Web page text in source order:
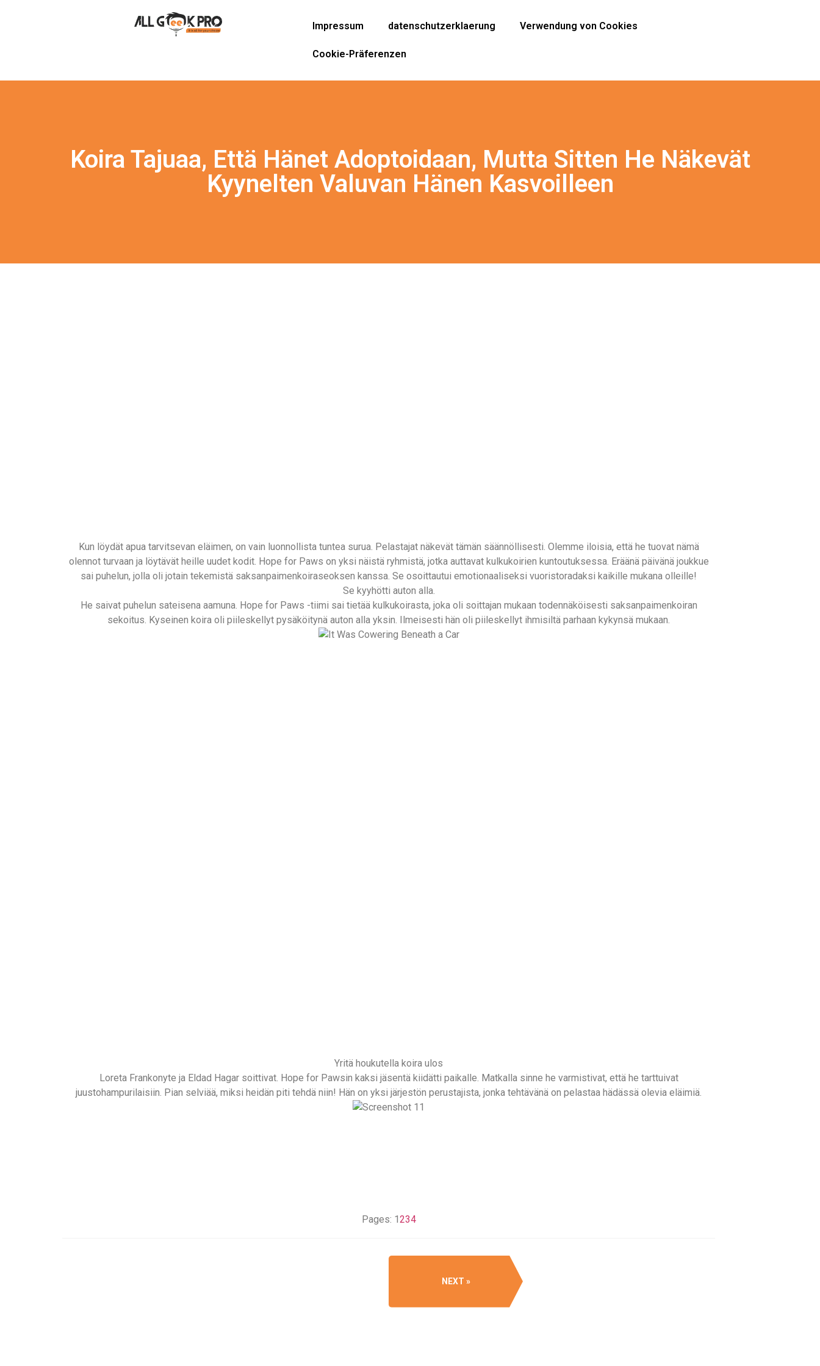
Impressum datenschutzerklaerung Verwendung von Cookies
Cookie-Präferenzen
Koira Tajuaa, Että Hänet Adoptoidaan, Mutta Sitten He Näkevät
Kyynelten Valuvan Hänen Kasvoilleen
Kun löydät apua tarvitsevan eläimen, on vain luonnollista tuntea surua. Pelastajat näkevät tämän säännöllisesti. Olemme iloisia, että he tuovat nämä
olennot turvaan ja löytävät heille uudet kodit. Hope for Paws on yksi näistä ryhmistä, jotka auttavat kulkukoirien kuntoutuksessa. Eräänä päivänä joukkue
sai puhelun, jolla oli jotain tekemistä saksanpaimenkoiraseoksen kanssa. Se osoittautui emotionaaliseksi vuoristoradaksi kaikille mukana olleille!
Se kyyhötti auton alla.
He saivat puhelun sateisena aamuna. Hope for Paws -tiimi sai tietää kulkukoirasta, joka oli soittajan mukaan todennäköisesti saksanpaimenkoiran
sekoitus. Kyseinen koira oli piileskellyt pysäköitynä auton alla yksin. Ilmeisesti hän oli piileskellyt ihmisiltä parhaan kykynsä mukaan.
Yritä houkutella koira ulos
Loreta Frankonyte ja Eldad Hagar soittivat. Hope for Pawsin kaksi jäsentä kiidätti paikalle. Matkalla sinne he varmistivat, että he tarttuivat
juustohampurilaisiin. Pian selviää, miksi heidän piti tehdä niin! Hän on yksi järjestön perustajista, jonka tehtävänä on pelastaa hädässä olevia eläimiä.
Pages: 1234
NEXT